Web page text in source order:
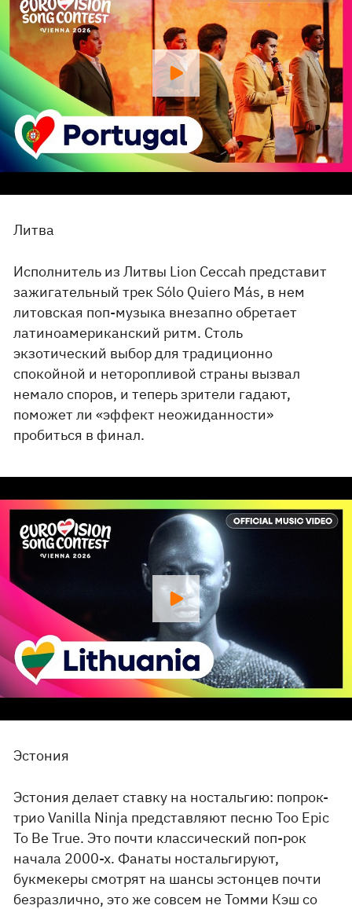
Литва
Исполнитель из Литвы Lion Ceccah представит
зажигательный трек Sólo Quiero Más, в нем
литовская поп-музыка внезапно обретает
латиноамериканский ритм. Столь
экзотический выбор для традиционно
спокойной и неторопливой страны вызвал
немало споров, и теперь зрители гадают,
поможет ли «эффект неожиданности»
пробиться в финал.
Эстония
Эстония делает ставку на ностальгию: попрок-
трио Vanilla Ninja представляют песню Too Epic
To Be True. Это почти классический поп-рок
начала 2000-х. Фанаты ностальгируют,
букмекеры смотрят на шансы эстонцев почти
безразлично, это же совсем не Томми Кэш со